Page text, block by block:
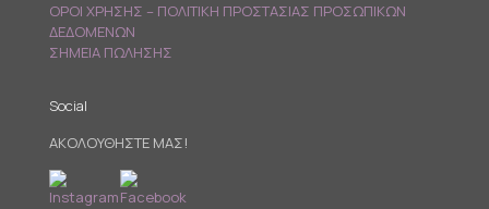
ΟΡΟΙ ΧΡΗΣΗΣ – ΠΟΛΙΤΙΚΗ ΠΡΟΣΤΑΣΙΑΣ ΠΡΟΣΩΠΙΚΩΝ
ΔΕΔΟΜΕΝΩΝ
ΣΗΜΕΙΑ ΠΩΛΗΣΗΣ
Social
ΑΚΟΛΟΥΘΗΣΤΕ ΜΑΣ!